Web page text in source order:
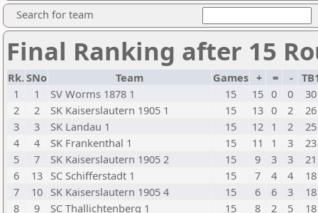
Search for team
Final Ranking after 15
Rk.SNo Team Games + = -
1
1 SV Worms 1878 1 15 15 0 0
30
2
2 SK Kaiserslautern 1905 1 15 13 0 2
26
3
3 SK Landau 1 15 12 1 2
25
4
4 SK Frankenthal 1 15 11 1 3
23
5
7 SK Kaiserslautern 1905 2 15 9 3 3
21
6
13 SC Schifferstadt 1 15 7 4 4
18
7
10 SK Kaiserslautern 1905 4 15 6 6 3
18
8
9 SC Thallichtenberg 1 15 8 2 5
18